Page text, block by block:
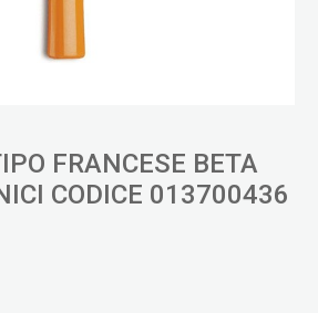
FRANCESE BETA
CODICE 013700436